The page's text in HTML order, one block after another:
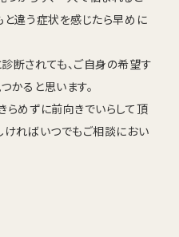
と違う症状を感じたら早めに
断されても、ご自身の希望す
かると思います。
らめずに前向きでいらして頂
ければいつでもご相談におい